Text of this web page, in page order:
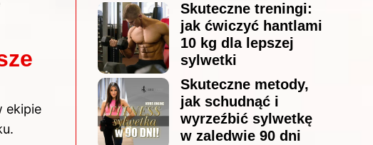
ekipie
Skuteczne treningi:
jak ćwiczyć hantlami
10 kg dla lepszej
sylwetki
Skuteczne metody,
jak schudnąć i
wyrzeźbić sylwetkę
w zaledwie 90 dni